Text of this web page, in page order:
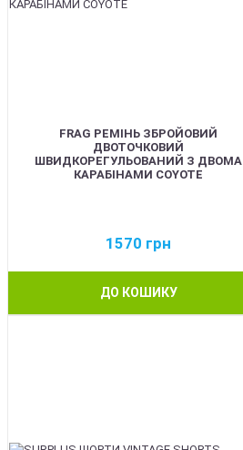
FRAG РЕМІНЬ ЗБРОЙОВИЙ
ДВОТОЧКОВИЙ
ШВИДКОРЕГУЛЬОВАНИЙ З ДВОМА
КАРАБІНАМИ COYOTE
1570 грн
ДО КОШИКУ